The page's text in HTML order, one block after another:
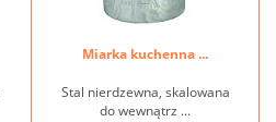
Miarka kuchenna ...
Stal nierdzewna, skalowana
do wewnątrz ...